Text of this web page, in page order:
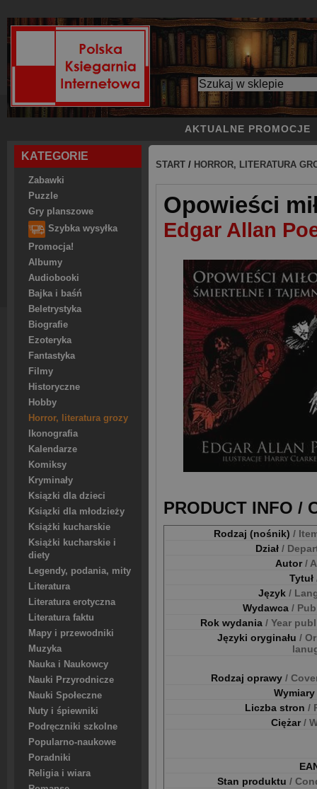
AKTUALNE PROMOCJE
KATEGORIE
Zabawki
Puzzle
Gry planszowe
Szybka wysyłka
Promocja!
Albumy
Audiobooki
Bajka i baśń
Beletrystyka
Biografie
Ezoteryka
Fantastyka
Filmy
Historyczne
Hobby
Horror, literatura grozy
Ikonografia
Kalendarze
Komiksy
Kryminały
Ksiązki dla dzieci
Ksiązki dla młodzieży
Książki kucharskie
Książki kucharskie i
diety
Legendy, podania, mity
Literatura
Literatura erotyczna
Literatura faktu
Mapy i przewodniki
Muzyka
Nauka i Naukowcy
Nauki Przyrodnicze
Nauki Społeczne
Nuty i śpiewniki
Podręczniki szkolne
Popularno-naukowe
Poradniki
Religia i wiara
START / HORROR, LITERATURA
Opowieści
Edgar Allan
PRODUCT INFO /
Rodzaj (nośnik) /
Dział /
Autor/
Tytuł
Język /
Wydawca /
Rok wydania / Year
Języki oryginału /
Rodzaj oprawy /
Wymiary
Liczba stron /
Ciężar/
Stan produktu /